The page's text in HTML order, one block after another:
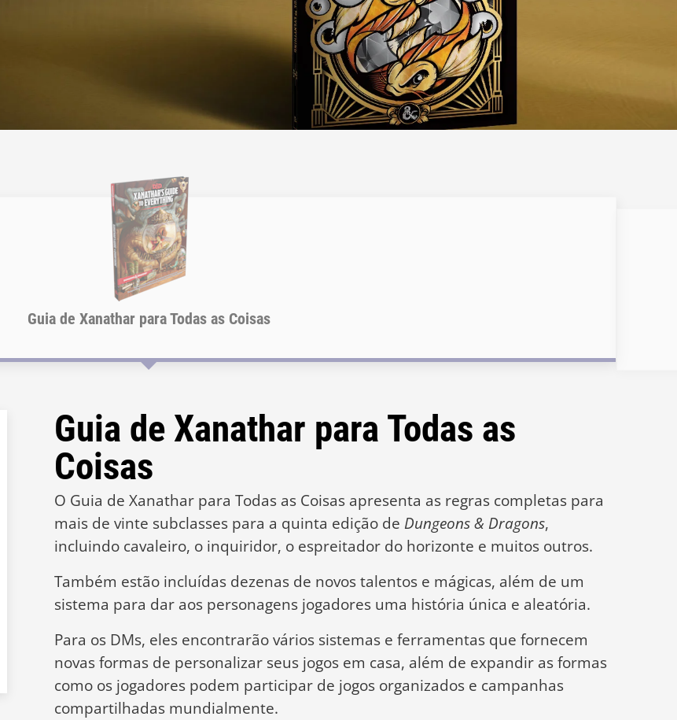
Guia de Xanathar para Todas as Coisas
Guia de Xanathar para Todas as
Coisas
O Guia de Xanathar para Todas as Coisas apresenta as regras completas para
mais de vinte subclasses para a quinta edição de Dungeons & Dragons,
incluindo cavaleiro, o inquiridor, o espreitador do horizonte e muitos outros.
Também estão incluídas dezenas de novos talentos e mágicas, além de um
sistema para dar aos personagens jogadores uma história única e aleatória.
Para os DMs, eles encontrarão vários sistemas e ferramentas que fornecem
novas formas de personalizar seus jogos em casa, além de expandir as formas
como os jogadores podem participar de jogos organizados e campanhas
compartilhadas mundialmente.